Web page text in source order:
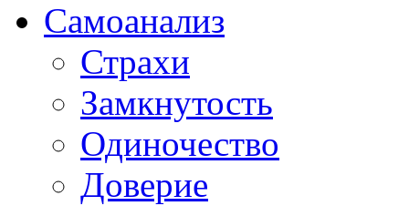
Самоанализ
Страхи
Замкнутость
Одиночество
Доверие